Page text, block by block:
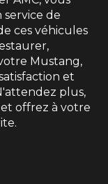
service de
ces véhicules
Mustang,
et
plus,
offrez à votre